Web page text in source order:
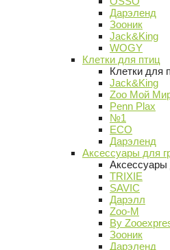
Дарэленд
Зооник
Jack&King
WOGY
Клетки для птиц
Клетки для
Jack&King
Zoo Мой
Penn Plax
№1
ECO
Дарэленд
Аксессуары для
Аксессуары
TRIXIE
SAVIC
Дарэлл
Zoo-M
By
Зооник
Дарэленд